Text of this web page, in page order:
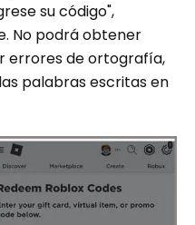
su código",
No podrá obtener
errores de ortografía,
palabras escritas en